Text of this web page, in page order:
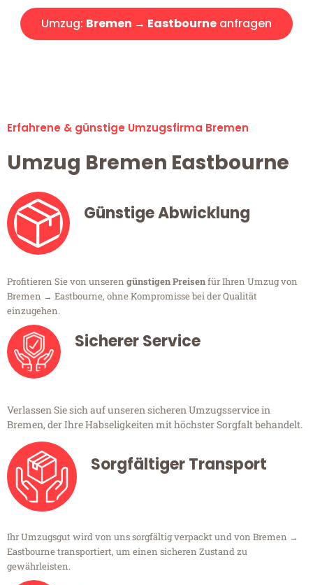
Umzug: Bremen → Eastbourne anfragen
Erfahrene & günstige Umzugsfirma Bremen
Umzug Bremen Eastbourne
Günstige Abwicklung
Profitieren Sie von unseren günstigen Preisenfür Ihren Umzug von
Bremen → Eastbourne, ohne Kompromisse bei der Qualität
einzugehen.
Sicherer Service
Verlassen Sie sich auf unseren sicheren Umzugsservice in
Bremen, der Ihre Habseligkeiten mit höchster Sorgfalt behandelt.
Sorgfältiger Transport
Ihr Umzugsgut wird von uns sorgfältig verpackt und von Bremen →
Eastbourne transportiert, um einen sicheren Zustand zu
gewährleisten.